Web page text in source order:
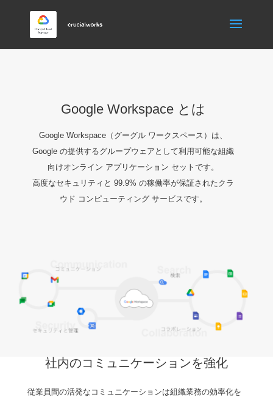
Google Workspace とは
Google Workspace（グーグル ワークスペース）は、
Google の提供するグループウェアとして利用可能な組織
向けオンライン アプリケーション セットです。
高度なセキュリティと 99.9% の稼働率が保証されたクラ
ウド コンピューティング サービスです。
社内のコミュニケーションを強化
従業員間の活発なコミュニケーションは組織業務の効率化を